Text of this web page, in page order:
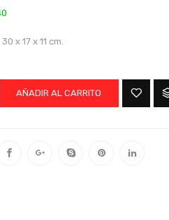
x 17 x 11 cm.
AÑADIR AL CARRITO